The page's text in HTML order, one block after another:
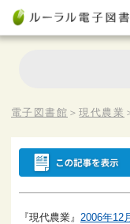
電子図書館 ＞現代農業
『現代農業』 2006年12